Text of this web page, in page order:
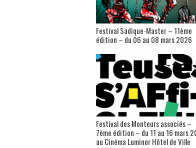
Festival Sadique-Master – 11ème
édition – du 06 au 08 mars 2026
Festival des Monteurs associés –
7ème édition – du 11 au 16 mars
au Cinéma Luminor Hôtel de Ville